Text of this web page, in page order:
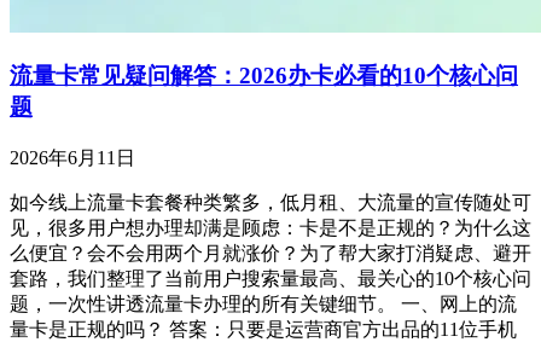
流量卡常见疑问解答：2026办卡必看的10个核心问
题
2026年6月11日
如今线上流量卡套餐种类繁多，低月租、大流量的宣传随处可
见，很多用户想办理却满是顾虑：卡是不是正规的？为什么这
么便宜？会不会用两个月就涨价？为了帮大家打消疑虑、避开
套路，我们整理了当前用户搜索量最高、最关心的10个核心问
题，一次性讲透流量卡办理的所有关键细节。 一、网上的流
量卡是正规的吗？ 答案：只要是运营商官方出品的11位手机